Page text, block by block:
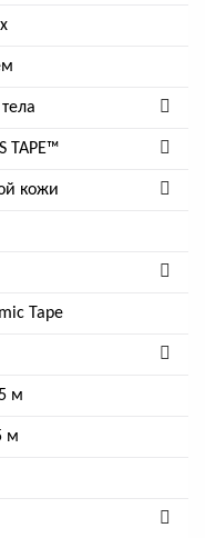
TAPE™
кожи
Tape
м
м